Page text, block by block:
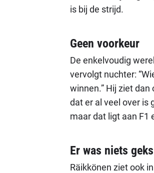
is bij de strijd.
Geen voorkeur
De enkelvoudig
vervolgt nuchter:
winnen.” Hij ziet
dat er al veel over is
maar dat ligt aan F1
Er was niets
Räikkönen ziet ook